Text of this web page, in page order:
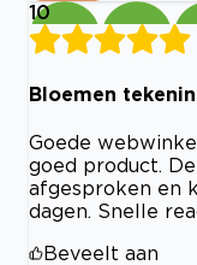
10
Bloemen
Goede
goed product.
afgesproken en
dagen. Snelle
Beveelt aan